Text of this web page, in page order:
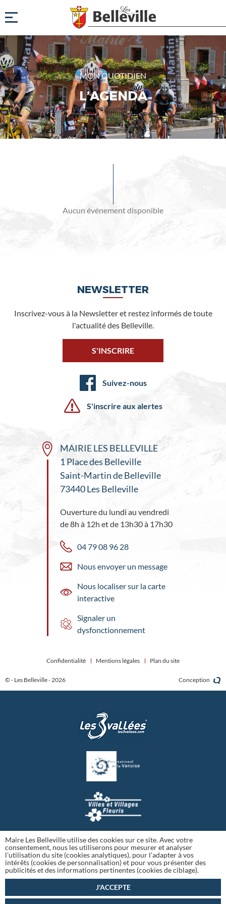
MON QUOTIDIEN
L’AGENDA
Aucun événement disponible
NEWSLETTER
Inscrivez-vous à la Newsletter et restez informés de toute
l'actualité des Belleville.
S'INSCRIRE
Suivez-nous
S'inscrire aux alertes
MAIRIE LES BELLEVILLE
1 Place des Belleville
Saint-Martin de Belleville
73440 Les Belleville
Ouverture du lundi au vendredi
de 8h à 12h et de 13h30 à 17h30
04 79 08 96 28
Nous envoyer un message
Nous localiser sur la carte
interactive
Signaler un
dysfonctionnement
© - Les Belleville - 2026
Confidentialité Mentions légales Plan du site
Conception
Maire Les Belleville utilise des cookies sur ce site. Avec votre
consentement, nous les utiliserons pour mesurer et analyser
l'utilisation du site (cookies analytiques), pour l'adapter à vos
intérêts (cookies de personnalisation) et pour vous présenter des
publicités et des informations pertinentes (cookies de ciblage).
J'ACCEPTE